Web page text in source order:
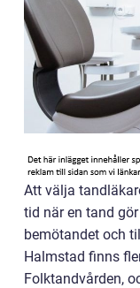
Att välja
tid när en tand
bemötandet och
Halmstad finns
Folktandvården,